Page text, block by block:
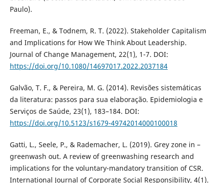
Paulo).
Freeman, E., & Todnem, R. T. (2022). Stakeholder Capitalism
and Implications for How We Think About Leadership.
Journal of Change Management, 22(1), 1-7. DOI:
https://doi.org/10.1080/14697017.2022.2037184
Galvão, T. F., & Pereira, M. G. (2014). Revisões sistemáticas
da literatura: passos para sua elaboração. Epidemiologia e
Serviços de Saúde, 23(1), 183–184. DOI:
https://doi.org/10.5123/s1679-49742014000100018
Gatti, L., Seele, P., & Rademacher, L. (2019). Grey zone in –
greenwash out. A review of greenwashing research and
implications for the voluntary-mandatory transition of CSR.
International Journal of Corporate Social Responsibility, 4(1).